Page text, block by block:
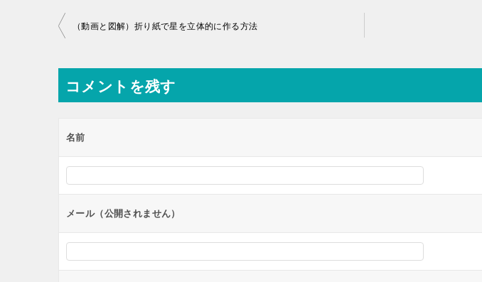
投
ナ
ビ
ー
ョ
ン
（動画と図解）折り紙で星を立体的に作る方法
コメントを残す
名前
メール（公開されません）